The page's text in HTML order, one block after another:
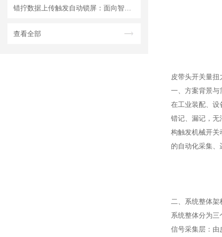
查看全部
皮带头开关量扭
一、方案背景与
在工业装配、设
错记、漏记，无
构触发机械开关
的自动化采集
二、系统整体架
系统整体分为
信号采集层：由